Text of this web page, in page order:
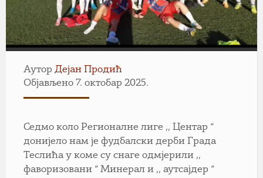
Аутор Дејан Продић
Објављено 7. октобар 2025.
Седмо коло Регионалне лиге ,, Центар “
донијело нам је фудбалски дерби Града
Теслића у коме су снаге одмјерили ,,
фаворизовани “ Минерал и ,, аутсајдер “